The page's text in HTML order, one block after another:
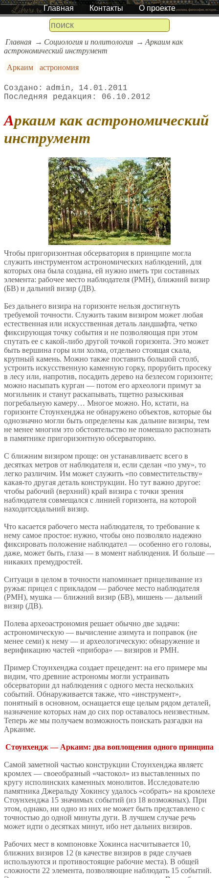
Главная Контакты О проекте
Главная Социология и политология
Аркаим как
астрономический инструмент
Аркаим
астрономия
admin
14.01.2011
06.10.2012
Аркаим как астрономический
инструмент
Чтобы пригоризонтная обсерватория в принципе могла
служить инструментом астрономических наблюдений, для
которых она была создана, ей нужно иметь три составных
элемента: рабочее место наблюдателя (РМН), ближний визир
(БВ) и дальний визир (ДВ).
Без дальнего визира на горизонте нельзя достигнуть
требуемой точности. Служить таким визиром может любая
естественная или искусственная деталь ландшафта, четко
фиксирующая точку события и не позволяющая при этом
спутать ее с какой-либо другой точкой горизонта. Это может
быть вершина горы или холма, отдельно стоящая скала,
крупный камень. Можно также поставить большой столб,
устроить искусственную каменную горку, прорубить просеку
в лесу или, напротив, посадить дерево на безлесом горизонте;
можно насыпать курган — потом его археологи примут за
могильник и станут раскапывать, тщетно разыскивая
погребальную камеру… Многое можно. Но, кстати, на
горизонте Стоунхенджа не обнаружено объектов, которые бы
однозначно могли быть определены как дальние визиры, тем
не менее многим это обстоятельство не помешало распознать
в памятнике пригоризонтную обсерваторию.
С ближним визиром проще: он устанавливаетс всего в
десятках метров от наблюдателя и, если сделан «по уму», то
легко различим. Им может служить «по совместительству»
какая-то другая деталь конструкции. Но тут важно другое:
чтобы рабочий (верхний) край визира с точки зрения
наблюдателя совмещался с линией горизонта, на которой
находитсядальний визир.
Что касается рабочего места наблюдателя, то требование к
нему самое простое: нужно, чтобы оно позволяло надежно
фиксировать положение наблюдател — особенно его головы,
даже, может быть, глаза — в момент наблюдения. И больше —
никаких премудростей.
Ситуаци в целом в точности напоминает прицеливание из
ружья: прицел с прикладом — рабочее место наблюдателя
(РМН), мушка — ближний визир (БВ), мишень — дальний
визир (ДВ).
Полева археоастрономия решает обычно две задачи:
астрономическую — вычисление азимута и поправок (не
менее семи) к нему — и археологическую: обнаружение и
верификацию частей «прибора» — визиров и РМН.
Пример Стоунхенджа создает прецедент: на его примере мы
видим, что древние астрономы могли устраивать
обсерватории дл наблюдения с одного места нескольких
событий. Обнаруживается также, что «инструмент»,
понятный в основном, оснащается еще целым рядом деталей,
назначение которых нам до сих пор оставалось неизвестным.
Теперь же мы получаем возможность поискать разгадки на
Аркаиме.
Стоунхендж — Аркаим: два воплощения одного принципа
Самой заметной частью конструкции Стоунхенджа являетс
кромлех — своеобразный «частокол» из выставленных по
кругу исполинских каменных монолитов. Исследователю
памятника Джеральду Хокинсу удалось «собрать» на кромлехе
Стоунхенджа 15 значимых событий (из 18 возможных). При
этом, однако, ни одно из них не может быть представлено с
точностью до одной минуты дуги. В лучшем случае речь
может идти о десятках минут, ибо нет дальних визиров.
Рабочих мест в компоновке Хокинса насчитывается 10,
ближних визиров 12 (в качестве визиров в ряде случаев
используются и противостоящие рабочие места). В общей
сложности 22 элемента, позволяющие наблюдать 15 событий.